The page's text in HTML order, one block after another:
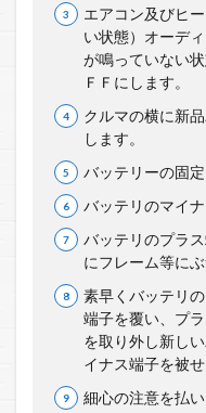
エアコン及びヒ
い状態）オーデ
が鳴っていない
ＦＦにします。
クルマの横に新
します。
バッテリーの固
バッテリのマイ
バッテリのプラ
にフレーム等に
素早くバッテリ
端子を覆い、プ
を取り外し新し
イナス端子を被
細心の注意を払